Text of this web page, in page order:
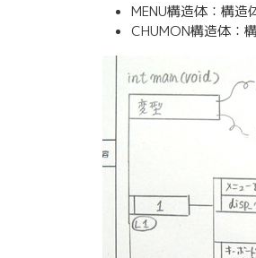
MENU構造体：構
CHUMON構造体：